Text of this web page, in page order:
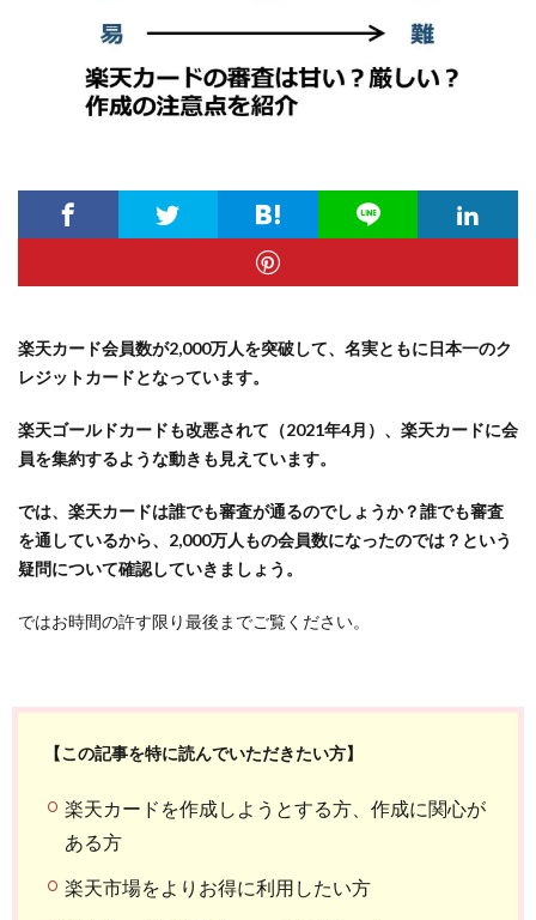
楽天カード会員数が2,000万人を突破して、名実ともに日本一のク
レジットカードとなっています。
楽天ゴールドカードも改悪されて（2021年4月）、楽天カードに会
員を集約するような動きも見えています。
では、楽天カードは誰でも審査が通るのでしょうか？誰でも審査
を通しているから、2,000万人もの会員数になったのでは？という
疑問について確認していきましょう。
ではお時間の許す限り最後までご覧ください。
【この記事を特に読んでいただきたい方】
楽天カードを作成しようとする方、作成に関心が
ある方
楽天市場をよりお得に利用したい方